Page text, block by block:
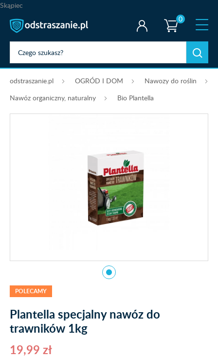
Skąpiec
0
odstraszanie.pl OGRÓD I DOM
Nawozy do roślin
Nawóz organiczny, naturalny
Bio Plantella
POLECAMY
Plantella specjalny nawóz do
trawników 1kg
19,99 zł